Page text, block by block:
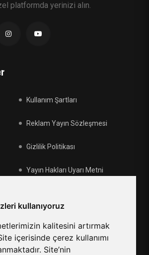
kullanıyoruz
kalitesini artırmak
içerisinde çerez kullanımı
Site’nin
platformda yerinizi alın.
Kullanım Şartları
Reklam Yayın Sözleşmesi
Gizlilik Politikası
Yayın Hakları Uyarı Metni